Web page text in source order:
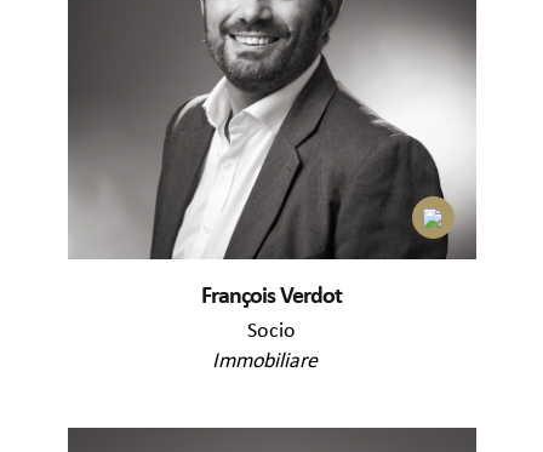
François Verdot
Socio
Immobiliare